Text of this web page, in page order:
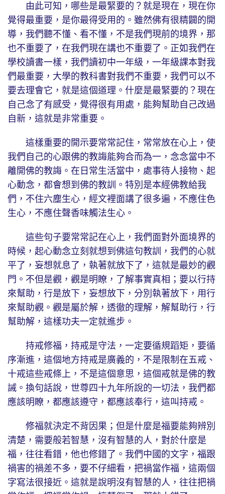
由此可知，哪些是最緊要的？就是現在，現在你
覺得最重要，是你最得受用的。雖然佛有很精闢的開
導，我們聽不懂、看不懂，不是我們現前的境界，那
也不重要了，在我們現在講也不重要了。正如我們在
學校讀書一樣，我們讀初中一年級，一年級課本對我
們最重要，大學的教科書對我們不重要，我們可以不
要去理會它，就是這個道理。什麼是最緊要的？現在
自己念了有感受，覺得很有用處，能夠幫助自己改過
自新，這就是非常重要。
這樣重要的開示要常常記住，常常放在心上，使
我們自己的心跟佛的教誨能夠合而為一，念念當中不
離開佛的教誨。在日常生活當中，處事待人接物、起
心動念，都會想到佛的教訓。特別是本經佛教給我
們，不住六塵生心，經文裡面講了很多遍，不應住色
生心，不應住聲香味觸法生心。
這些句子要常常記在心上，我們面對外面境界的
時候，起心動念立刻就想到佛這句教訓，我們的心就
平了，妄想就息了，執著就放下了，這就是最妙的觀
門。不但是觀，觀是明瞭，了解事實真相；要以行持
來幫助，行是放下，妄想放下，分別執著放下，用行
來幫助觀。觀是屬於解，透徹的理解，解幫助行，行
幫助解，這樣功夫一定就進步。
持戒修福，持戒是守法，一定要循規蹈矩，要循
序漸進，這個地方持戒是廣義的，不是限制在五戒、
十戒這些戒條上，不是這個意思，這個戒就是佛的教
誡。換句話說，世尊四十九年所說的一切法，我們都
應該明瞭，都應該遵守，都應該奉行，這叫持戒。
修福就決定不背因果；但是什麼是福要能夠辨別
清楚，需要般若智慧，沒有智慧的人，對於什麼是
福，往往看錯，他也修錯了。我們中國的文字，福跟
禍害的禍差不多，要不仔細看，把禍當作福，這兩個
字寫法很接近。這就是說明沒有智慧的人，往往把禍